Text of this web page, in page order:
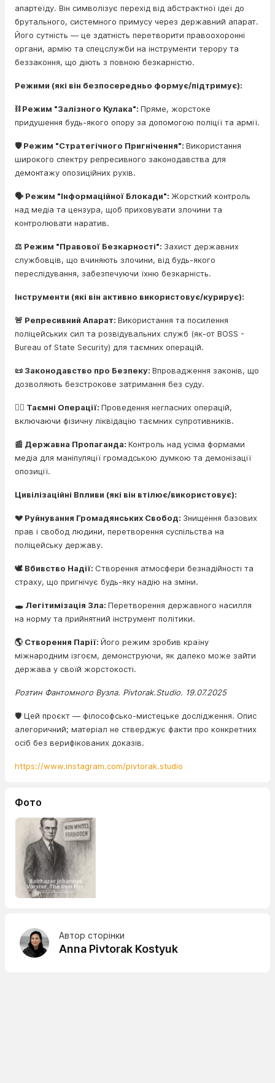
апартеїду. Він символізує перехід від абстрактної ідеї до
брутального, системного примусу через державний апарат.
Його сутність — це здатність перетворити правоохоронні
органи, армію та спецслужби на інструменти терору та
беззаконня, що діють з повною безкарністю.
Режими (які він безпосередньо формує/підтримує):
⛓️ Режим "Залізного Кулака": Пряме, жорстоке
придушення будь-якого опору за допомогою поліції та армії.
🛡️ Режим "Стратегічного Пригнічення": Використання
широкого спектру репресивного законодавства для
демонтажу опозиційних рухів.
🗣️ Режим "Інформаційної Блокади": Жорсткий контроль
над медіа та цензура, щоб приховувати злочини та
контролювати наратив.
⚖️ Режим "Правової Безкарності": Захист державних
службовців, що вчиняють злочини, від будь-якого
переслідування, забезпечуючи їхню безкарність.
Інструменти (які він активно використовує/курирує):
🚨 Репресивний Апарат: Використання та посилення
поліцейських сил та розвідувальних служб (як-от BOSS -
Bureau of State Security) для таємних операцій.
📜 Законодавство про Безпеку: Впровадження законів, що
дозволяють безстрокове затримання без суду.
🕵️‍♂️ Таємні Операції: Проведення негласних операцій,
включаючи фізичну ліквідацію таємних супротивників.
📰 Державна Пропаганда: Контроль над усіма формами
медіа для маніпуляції громадською думкою та демонізації
опозиції.
Цивілізаційні Впливи (які він втілює/використовує):
💔 Руйнування Громадянських Свобод: Знищення базових
прав і свобод людини, перетворення суспільства на
поліцейську державу.
🕊️ Вбивство Надії: Створення атмосфери безнадійності та
страху, що пригнічує будь-яку надію на зміни.
🕳️ Легітимізація Зла: Перетворення державного насилля
на норму та прийнятний інструмент політики.
🌎 Створення Парії: Його режим зробив країну
міжнародним ізгоєм, демонструючи, як далеко може зайти
держава у своїй жорстокості.
Розтин Фантомного Вузла. Pivtorak.Studio. 19.07.2025
🛡️ Цей проєкт — філософсько-мистецьке дослідження. Опис
алегоричний; матеріал не стверджує факти про конкретних
осіб без верифікованих доказів.
https://www.instagram.com/pivtorak.studio
Фото
Автор сторінки
Anna Pivtorak Kostyuk